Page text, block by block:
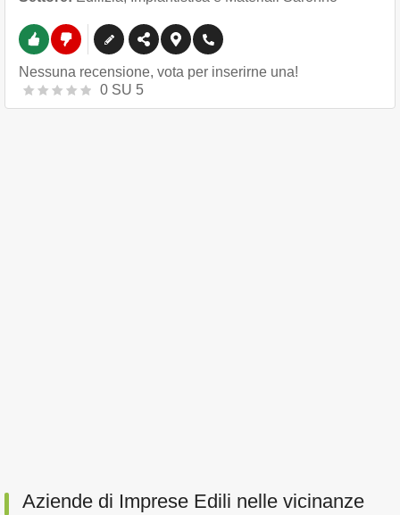
Nessuna recensione, vota per inserirne una!
0 SU 5
Aziende di Imprese Edili nelle vicinanze